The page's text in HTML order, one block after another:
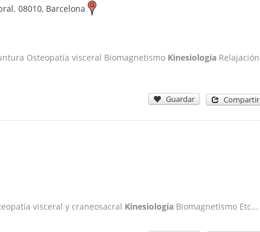
08010, Barcelona
Osteopatía visceral Biomagnetismo Kinesiología Relajación
Guardar Compartir
visceral y craneosacral Kinesiología Biomagnetismo Etc...